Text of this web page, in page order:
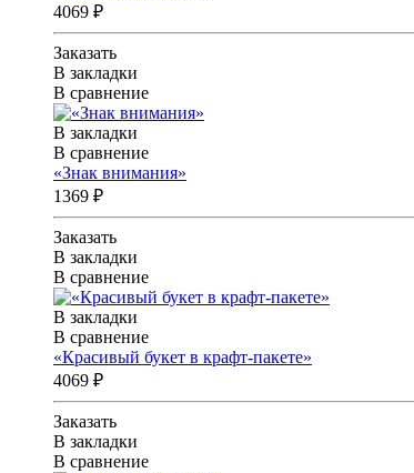
4069 ₽
Заказать
В закладки
В сравнение
В закладки
В сравнение
«Знак внимания»
1369 ₽
Заказать
В закладки
В сравнение
В закладки
В сравнение
«Красивый букет в крафт-пакете»
4069 ₽
Заказать
В закладки
В сравнение